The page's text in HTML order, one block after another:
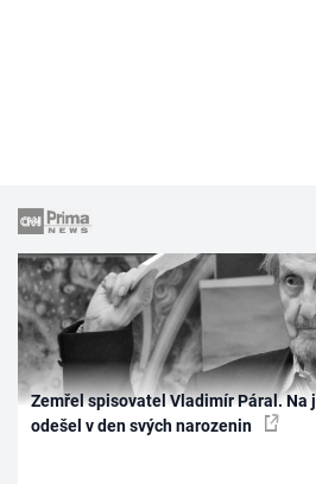
Zemřel spisovatel Vladimír Páral. Na
odešel v den svých narozenin